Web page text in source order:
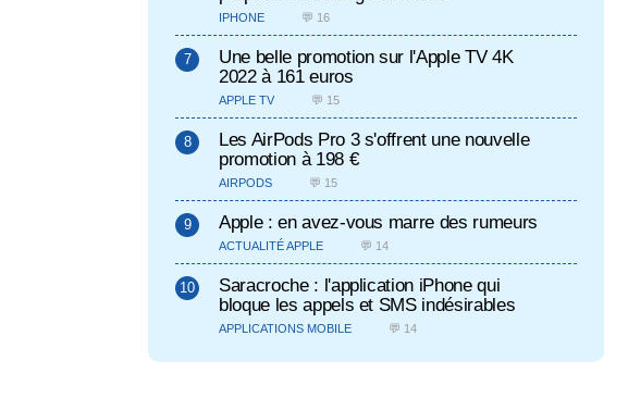
IPHONE 💬 16
Une belle promotion sur l'Apple TV 4K
2022 à 161 euros
APPLE TV 💬 15
Les AirPods Pro 3 s'offrent une nouvelle
promotion à 198 €
AIRPODS 💬 15
Apple : en avez-vous marre des rumeurs
ACTUALITÉ APPLE 💬 14
Saracroche : l'application iPhone qui
bloque les appels et SMS indésirables
APPLICATIONS MOBILE 💬 14